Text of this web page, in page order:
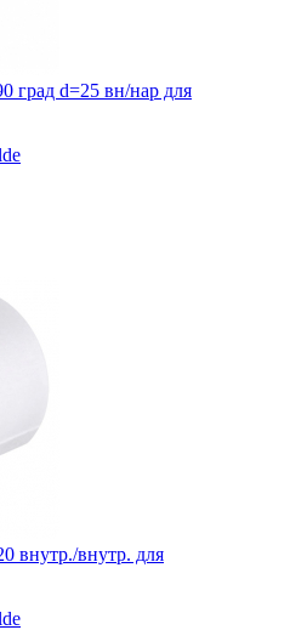
град d=25 вн/нар для
внутр./внутр. для